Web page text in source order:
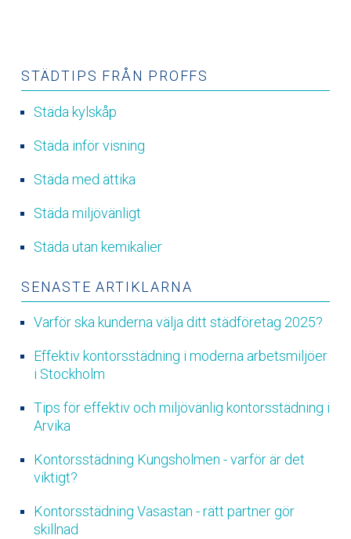
STÄDTIPS FRÅN PROFFS
Städa kylskåp
Städa inför visning
Städa med ättika
Städa miljövänligt
Städa utan kemikalier
SENASTE ARTIKLARNA
Varför ska kunderna välja ditt städföretag 2025?
Effektiv kontorsstädning i moderna arbetsmiljöer
i Stockholm
Tips för effektiv och miljövänlig kontorsstädning i
Arvika
Kontorsstädning Kungsholmen - varför är det
viktigt?
Kontorsstädning Vasastan - rätt partner gör
skillnad